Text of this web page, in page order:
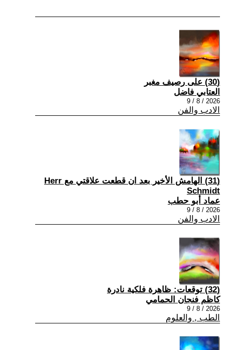
(30) على رصيف مغبر
العتابي فاضل
2026 / 8 / 9
الادب والفن
(31) الهامش الأخير بعد ان قطعت علاقتي مع Herr
Schmidt
عماد أبو حطب
2026 / 8 / 9
الادب والفن
(32) توقعات: ظاهرة فلكية نادرة
كاظم فنجان الحمامي
2026 / 8 / 9
الطب , والعلوم